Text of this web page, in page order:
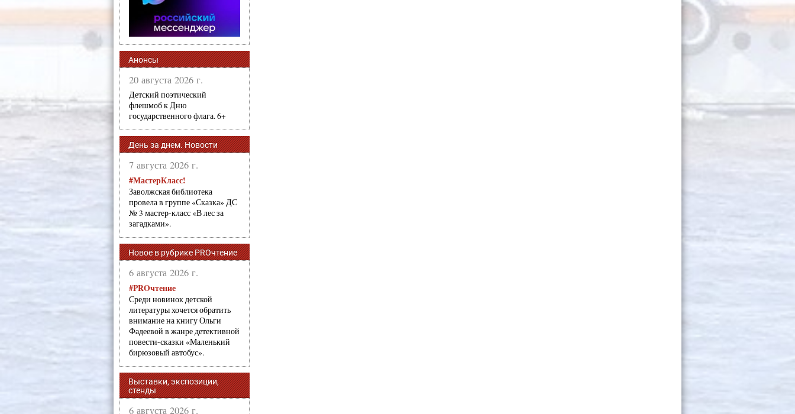
Анонсы
20 августа 2026 г.
Детский поэтический
флешмоб к Дню
государственного флага. 6+
День за днем. Новости
7 августа 2026 г.
#МастерКласс!
Заволжская библиотека
провела в группе «Сказка» ДС
№ 3 мастер-класс «В лес за
загадками».
Новое в рубрике PROчтение
6 августа 2026 г.
#PROчтение
Среди новинок детской
литературы хочется обратить
внимание на книгу Ольги
Фадеевой в жанре детективной
повести-сказки «Маленький
бирюзовый автобус».
Выставки, экспозиции,
стенды
6 августа 2026 г.